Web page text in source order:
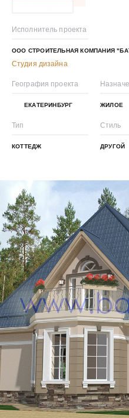
Исполнитель проекта
ООО СТРОИТЕЛЬНАЯ КОМПАНИЯ
Студия дизайна
География проекта
ЕКАТЕРИНБУРГ ЖИЛОЕ
Тип
КОТТЕДЖ
Стиль
ДРУГОЙ